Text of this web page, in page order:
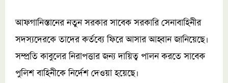
আফগানিস্তানের নতুন সরকার সাবেক সরকারি সেনাবাহিনীর
সদস্যদেরকে তাদের কর্তব্যে ফিরে আসার আহ্বান জানিয়েছে।
সম্প্রতি কাবুলের নিরাপত্তার জন্য দায়িত্ব পালন করতে সাবেক
পুলিশ বাহিনীকে নির্দেশ দেওয়া হয়েছে।